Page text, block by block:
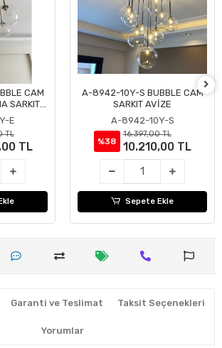
CAM
SARKIT
E
TL
TL
Sepete Ekle
A-8942-10Y-S BUBBLE CAM
SARKIT AVİZE
A-8942-10Y-S
%38
16.397,00 TL
10.210,00 TL
Sepete Ekle
Garanti ve Teslimat Taksit Seçenekleri
Yorumlar